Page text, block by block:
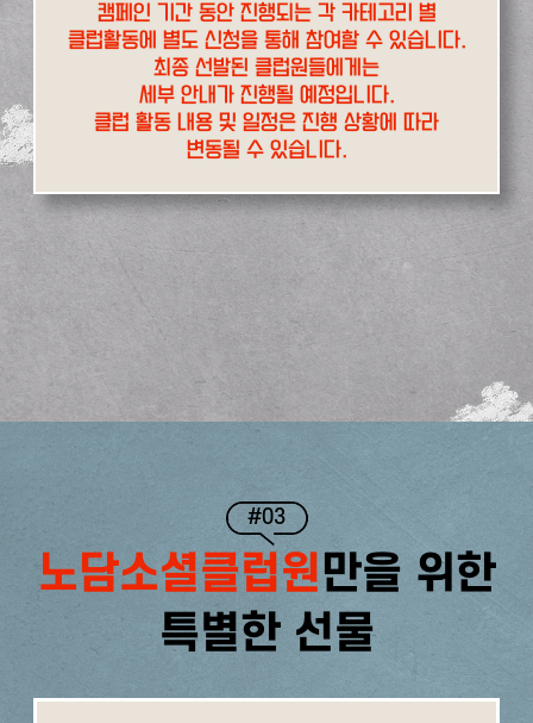
캠페인 기간 동안 진행되는 각 카테고리 별
클럽활동에 별도 신청을 통해 참여할 수 있습니다.
최종 선발된 클럽원들에게는
세부 안내가 진행될 예정입니다.
클럽 활동 내용 및 일정은 진행 상황에 따라
변동될 수 있습니다.
#03
노담소셜클럽원만을 위한
특별한 선물